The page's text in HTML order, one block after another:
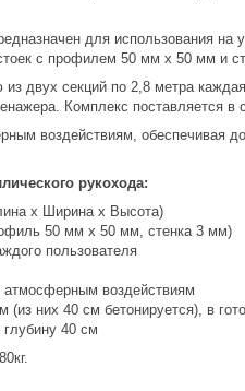
для использования
с профилем 50 мм x 50 мм и
двух секций по 2,8 метра
Комплекс поставляется в
воздействиям, обеспечивая
рукохода:
x Ширина x Высота)
50 мм x 50 мм, стенка 3 мм)
пользователя
атмосферным воздействиям
(из них 40 см бетонируется), в
глубину 40 см